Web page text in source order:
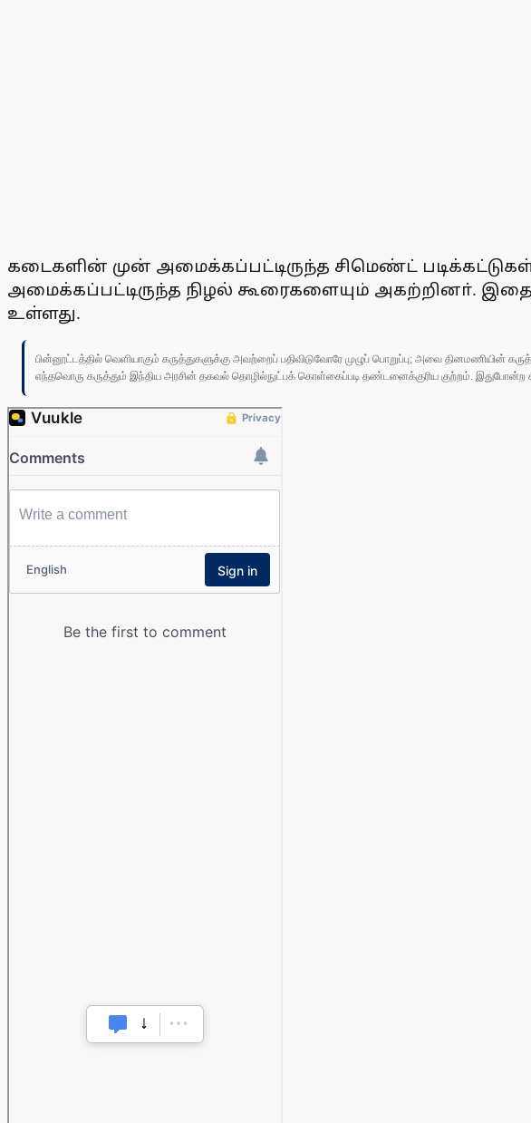
கடைகளின் முன் அமைக்கப்பட்டிருந்த சிமெண்ட்
அமைக்கப்பட்டிருந்த நிழல் கூரைகளையும் அகற்றினா்.
உள்ளது.
பின்னூட்டத்தில் வெளியாகும் கருத்துகளுக்கு அவற்றைப் பதிவிடுவோரே முழுப் பொறுப்பு; அவை தினமணியின்
எந்தவொரு கருத்தும் இந்திய அரசின் தகவல் தொழில்நுட்பக் கொள்கைப்படி தண்டனைக்குரிய குற்றம். இதுபோன்ற